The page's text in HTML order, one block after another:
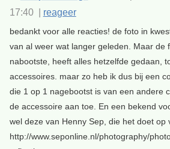
17:40 | reageer
bedankt voor alle reacties! de foto in
van al weer wat langer geleden. Maar de
nabootste, heeft alles hetzelfde gedaan,
accessoires. maar zo heb ik dus bij een
die 1 op 1 nagebootst is van een andere
de accessoire aan toe. En een bekend
wel deze van Henny Sep, die het doet op
http://www.seponline.nl/photography/